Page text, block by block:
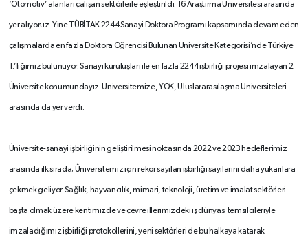
‘Otomotiv’ alanları çalışan sektörlerle eşleştirildi. 16 Araştırma Üniversitesi arasında
yer alıyoruz. Yine TÜBİTAK 2244 Sanayi Doktora Programı kapsamında devam eden
çalışmalarda en fazla Doktora Öğrencisi Bulunan Üniversite Kategorisi’nde Türkiye
1.’liğimiz bulunuyor. Sanayi kuruluşları ile en fazla 2244 işbirliği projesi imzalayan 2.
Üniversite konumundayız. Üniversitemize, YÖK, Uluslararasılaşma Üniversiteleri
arasında da yer verdi.
Üniversite-sanayi işbirliğinin geliştirilmesi noktasında 2022 ve 2023 hedeflerimiz
arasında ilk sırada; Üniversitemiz için rekor sayılan işbirliği sayılarını daha yukarılara
çekmek geliyor. Sağlık, hayvancılık, mimari, teknoloji, üretim ve imalat sektörleri
başta olmak üzere kentimizde ve çevre illerimizdeki iş dünyası temsilcileriyle
imzaladığımız işbirliği protokollerini, yeni sektörleri de bu halkaya katarak